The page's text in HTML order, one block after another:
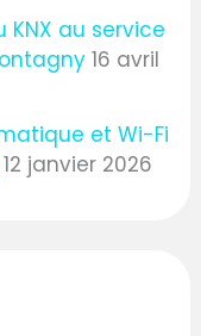
KNX au service
16 avril
et Wi-Fi
12 janvier 2026